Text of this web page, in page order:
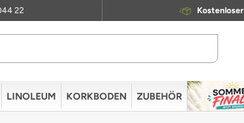
22 Kostenloser
LINOLEUM KORKBODEN ZUBEHÖR